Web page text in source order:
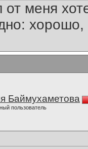
от меня
Баймухаметова
пользователь